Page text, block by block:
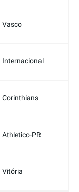
Vasco
Internacional
Corinthians
Athletico-PR
Vitória